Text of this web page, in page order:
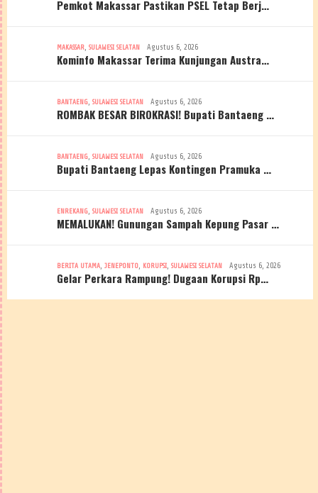
Pemkot Makassar Pastikan PSEL Tetap Berj…
MAKASSAR SULAWESI SELATAN Agustus 6, 2026
Kominfo Makassar Terima Kunjungan Austra…
BANTAENG SULAWESI SELATAN Agustus 6, 2026
ROMBAK BESAR BIROKRASI! Bupati Bantaeng …
BANTAENG SULAWESI SELATAN Agustus 6, 2026
Bupati Bantaeng Lepas Kontingen Pramuka …
ENREKANG SULAWESI SELATAN Agustus 6, 2026
MEMALUKAN! Gunungan Sampah Kepung Pasar …
BERITA UTAMA JENEPONTO KORUPSI SULAWESI SELATAN Agustus 6, 2026
Gelar Perkara Rampung! Dugaan Korupsi Rp…